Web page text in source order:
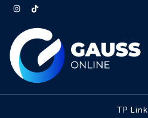
TP Link